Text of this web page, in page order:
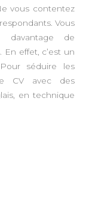
vous contentez
Vous
davantage de
En effet, c’est un
séduire les
CV avec des
en technique